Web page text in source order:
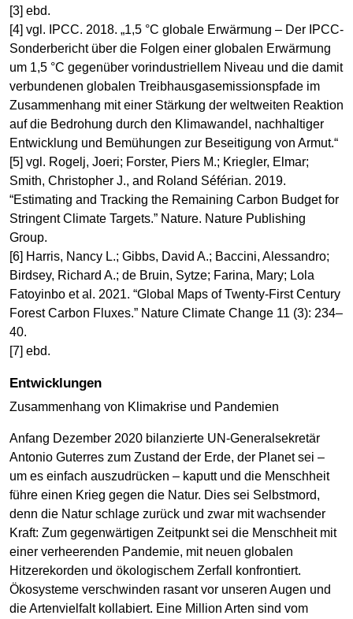
[3] ebd.
[4] vgl. IPCC. 2018. „1,5 °C globale Erwärmung – Der IPCC-
Sonderbericht über die Folgen einer globalen Erwärmung
um 1,5 °C gegenüber vorindustriellem Niveau und die damit
verbundenen globalen Treibhausgasemissionspfade im
Zusammenhang mit einer Stärkung der weltweiten Reaktion
auf die Bedrohung durch den Klimawandel, nachhaltiger
Entwicklung und Bemühungen zur Beseitigung von Armut.“
[5] vgl. Rogelj, Joeri; Forster, Piers M.; Kriegler, Elmar;
Smith, Christopher J., and Roland Séférian. 2019.
“Estimating and Tracking the Remaining Carbon Budget for
Stringent Climate Targets.” Nature. Nature Publishing
Group.
[6] Harris, Nancy L.; Gibbs, David A.; Baccini, Alessandro;
Birdsey, Richard A.; de Bruin, Sytze; Farina, Mary; Lola
Fatoyinbo et al. 2021. “Global Maps of Twenty-First Century
Forest Carbon Fluxes.” Nature Climate Change 11 (3): 234–
40.
[7] ebd.
Entwicklungen
Zusammenhang von Klimakrise und Pandemien
Anfang Dezember 2020 bilanzierte UN-Generalsekretär
Antonio Guterres zum Zustand der Erde, der Planet sei –
um es einfach auszudrücken – kaputt und die Menschheit
führe einen Krieg gegen die Natur. Dies sei Selbstmord,
denn die Natur schlage zurück und zwar mit wachsender
Kraft: Zum gegenwärtigen Zeitpunkt sei die Menschheit mit
einer verheerenden Pandemie, mit neuen globalen
Hitzerekorden und ökologischem Zerfall konfrontiert.
Ökosysteme verschwinden rasant vor unseren Augen und
die Artenvielfalt kollabiert. Eine Million Arten sind vom